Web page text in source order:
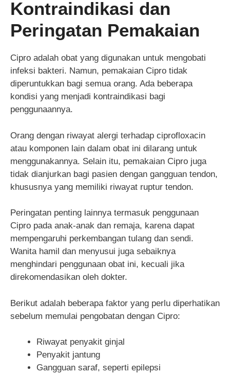
Kontraindikasi dan
Peringatan Pemakaian
Cipro adalah obat yang digunakan untuk mengobati
infeksi bakteri. Namun, pemakaian Cipro tidak
diperuntukkan bagi semua orang. Ada beberapa
kondisi yang menjadi kontraindikasi bagi
penggunaannya.
Orang dengan riwayat alergi terhadap ciprofloxacin
atau komponen lain dalam obat ini dilarang untuk
menggunakannya. Selain itu, pemakaian Cipro juga
tidak dianjurkan bagi pasien dengan gangguan tendon,
khususnya yang memiliki riwayat ruptur tendon.
Peringatan penting lainnya termasuk penggunaan
Cipro pada anak-anak dan remaja, karena dapat
mempengaruhi perkembangan tulang dan sendi.
Wanita hamil dan menyusui juga sebaiknya
menghindari penggunaan obat ini, kecuali jika
direkomendasikan oleh dokter.
Berikut adalah beberapa faktor yang perlu diperhatikan
sebelum memulai pengobatan dengan Cipro:
Riwayat penyakit ginjal
Penyakit jantung
Gangguan saraf, seperti epilepsi